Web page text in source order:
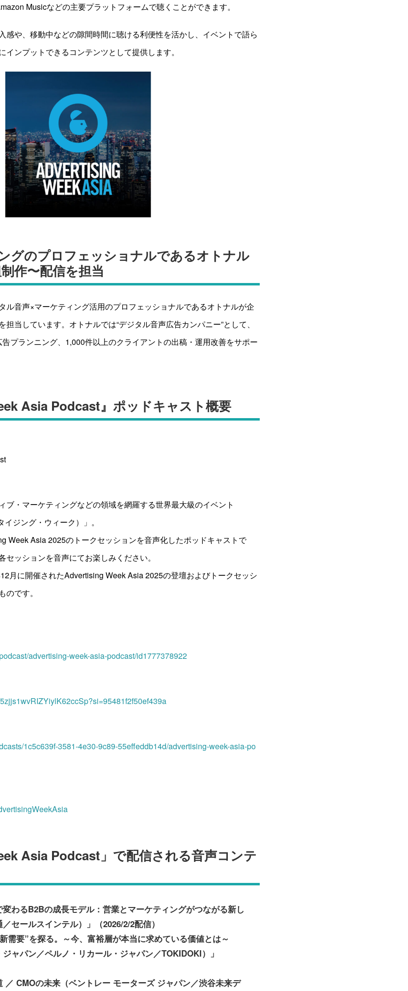
Musicなどの主要プラットフォームで聴くことができます。
感や、移動中などの隙間時間に聴ける利便性を活かし、イベントで語ら
ンプットできるコンテンツとして提供します。
グのプロフェッショナルであるオトナル
作〜配信を担当
ル音声×マーケティング活用のプロフェッショナルであるオトナルが企
当しています。オトナルでは“デジタル音声広告カンパニー”として、
プランニング、1,000件以上のクライアントの出稿・運用改善をサポー
Asia Podcast』ポッドキャスト概要
ブ・マーケティングなどの領域を網羅する世界最大級のイベント
ジング・ウィーク）」。
Week Asia 2025のトークセッションを音声化したポッドキャストで
ッションを音声にてお楽しみください。
月に開催されたAdvertising Week Asia 2025の登壇およびトークセッシ
です。
advertising-week-asia-podcast/id1777378922
1c5c639f-3581-4e30-9c89-55effeddb14d/advertising-week-asia-po
Asia Podcast」で配信される音声コンテ
変わるB2Bの成長モデル：営業とマーケティングがつながる新し
セールスインテル）」（2026/2/2配信）
需要”を探る。～今、富裕層が本当に求めている価値とは～
ジャパン／ペルノ・リカール・ジャパン／TOKIDOKI）」
／ CMOの未来（ベントレー モーターズ ジャパン／渋谷未来デ